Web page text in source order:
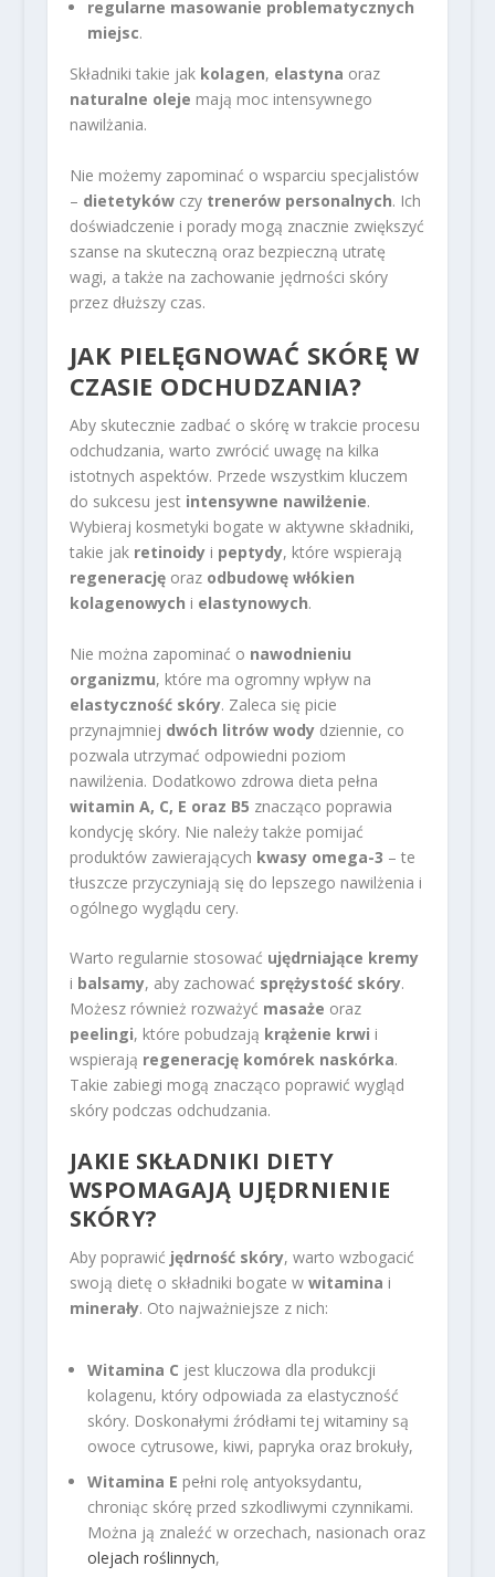
regularne masowanie problematycznych
miejsc.
Składniki takie jak kolagen, elastyna oraz
naturalne oleje mają moc intensywnego
nawilżania.
Nie możemy zapominać o wsparciu specjalistów
– dietetykówczy trenerów personalnych. Ich
doświadczenie i porady mogą znacznie zwiększyć
szanse na skuteczną oraz bezpieczną utratę
wagi, a także na zachowanie jędrności skóry
przez dłuższy czas.
JAK PIELĘGNOWAĆ SKÓRĘ W
CZASIE ODCHUDZANIA?
Aby skutecznie zadbać o skórę w trakcie procesu
odchudzania, warto zwrócić uwagę na kilka
istotnych aspektów. Przede wszystkim kluczem
do sukcesu jest intensywne nawilżenie.
Wybieraj kosmetyki bogate w aktywne składniki,
takie jak retinoidyi peptydy, które wspierają
regeneracjęoraz odbudowę włókien
kolagenowych i elastynowych.
Nie można zapominać o nawodnieniu
organizmu, które ma ogromny wpływ na
elastyczność skóry. Zaleca się picie
przynajmniej dwóch litrów wodydziennie, co
pozwala utrzymać odpowiedni poziom
nawilżenia. Dodatkowo zdrowa dieta pełna
witamin A, C, E oraz B5 znacząco poprawia
kondycję skóry. Nie należy także pomijać
produktów zawierających kwasy omega-3 – te
tłuszcze przyczyniają się do lepszego nawilżenia i
ogólnego wyglądu cery.
Warto regularnie stosować ujędrniające kremy
i balsamy, aby zachować sprężystość skóry.
Możesz również rozważyć masaże oraz
peelingi, które pobudzają krążenie krwi i
wspierają regenerację komórek naskórka.
Takie zabiegi mogą znacząco poprawić wygląd
skóry podczas odchudzania.
JAKIE SKŁADNIKI DIETY
WSPOMAGAJĄ UJĘDRNIENIE
SKÓRY?
Aby poprawić jędrność skóry, warto wzbogacić
swoją dietę o składniki bogate w witamina i
minerały. Oto najważniejsze z nich:
Witamina C jest kluczowa dla produkcji
kolagenu, który odpowiada za elastyczność
skóry. Doskonałymi źródłami tej witaminy są
owoce cytrusowe, kiwi, papryka oraz brokuły,
Witamina E pełni rolę antyoksydantu,
chroniąc skórę przed szkodliwymi czynnikami.
Można ją znaleźć w orzechach, nasionach oraz
olejach roślinnych,